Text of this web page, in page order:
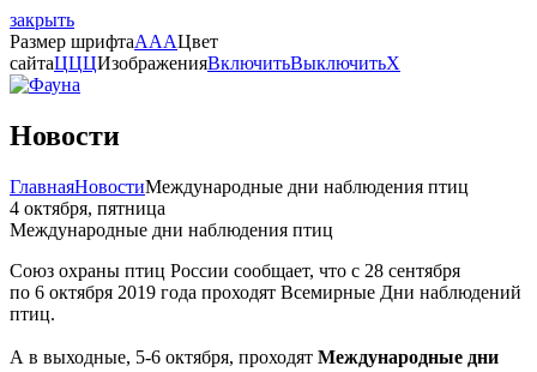
закрыть
Размер шрифтаAAAЦвет
сайтаЦЦЦИзображенияВключитьВыключитьX
Новости
ГлавнаяНовостиМеждународные дни наблюдения птиц
4 октября, пятница
Международные дни наблюдения птиц
Союз охраны птиц России сообщает, что с 28 сентября
по 6 октября 2019 года проходят Всемирные Дни наблюдений
птиц.
А в выходные, 5-6 октября, проходят Международные дни